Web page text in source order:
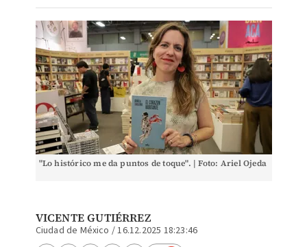
"Lo histórico me da puntos de toque". | Foto: Ariel Ojeda
VICENTE GUTIÉRREZ
Ciudad de México /16.12.2025 18:23:46